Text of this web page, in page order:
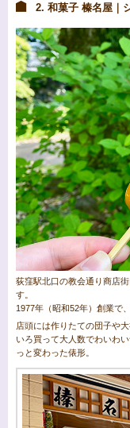
2. 和菓子 榛名屋｜
荻窪駅北口の教会通り商店
す。
1977年（昭和52年）創業で
店頭には作りたての団子や
いろ買って大人数でわいわ
っと変わった俵形。